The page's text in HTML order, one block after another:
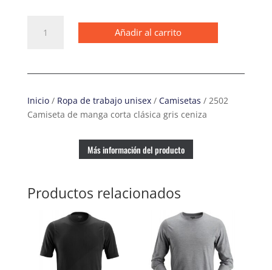
Camiseta
gris
ceniza
Añadir al carrito
Inicio/ Ropa de trabajo unisex/ Camisetas / 2502
Camiseta de manga corta clásica gris ceniza
Más información del producto
Productos relacionados